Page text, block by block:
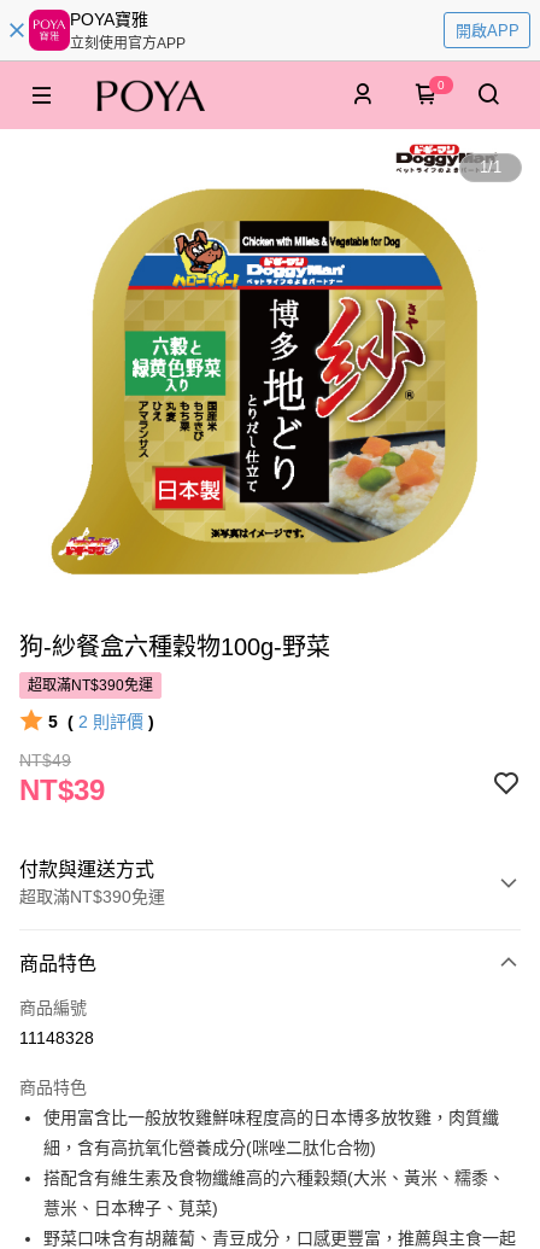
POYA寶雅
立刻使用官方APP
開啟APP
0
1/1
狗-紗餐盒六種穀物100g-野菜
超取滿NT$390免運
5 ( 2 則評價 )
NT$49
NT$39
付款與運送方式
超取滿NT$390免運
POYA支付
信用卡一次付款
LINE Pay
Apple Pay
街口支付
商品特色
商品編號
11148328
商品特色
使用富含比一般放牧雞鮮味程度高的日本博多放牧雞，肉質纖
細，含有高抗氧化營養成分(咪唑二肽化合物)
搭配含有維生素及食物纖維高的六種穀類(大米、黃米、糯黍、
薏米、日本稗子、莧菜)
野菜口味含有胡蘿蔔、青豆成分，口感更豐富，推薦與主食一起